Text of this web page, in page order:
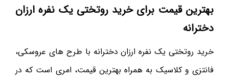
بهترین قیمت برای خرید روتختی یک نفره ارزان
دخترانه
خرید روتختی یک نفره ارزان دخترانه با طرح های عروسکی،
فانتزی و کلاسیک به همراه بهترین قیمت، امری است که در